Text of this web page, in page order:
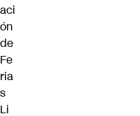
aci
ón
de
Fe
ria
s
Li